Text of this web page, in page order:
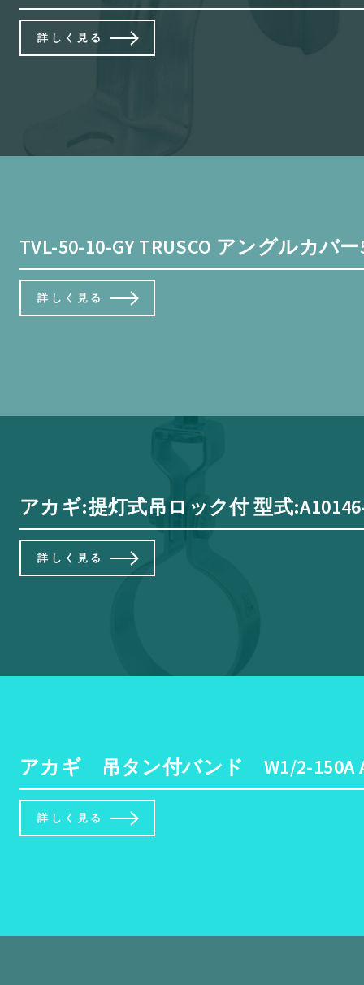
詳しく見る
TVL-50-10-GY TRUSCO アングルカバ
詳しく見る
アカギ:提灯式吊ロック付 型式
詳しく見る
アカギ 吊タン付バンド W1/2-150A
詳しく見る